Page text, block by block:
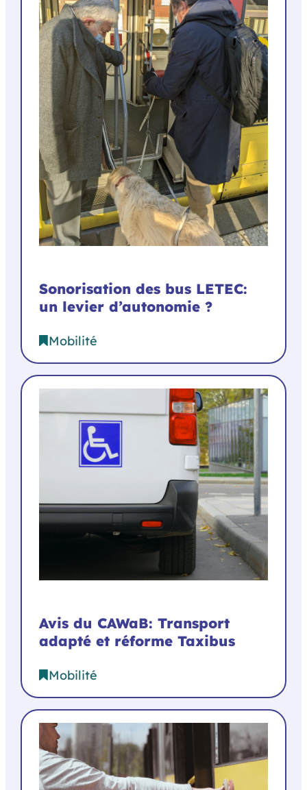
Sonorisation des bus LETEC:
un levier d’autonomie ?
Mobilité
Avis du CAWaB: Transport
adapté et réforme Taxibus
Mobilité